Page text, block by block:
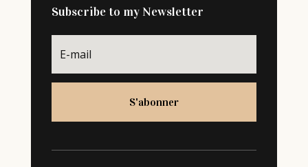
Subscribe to my Newsletter
S'abonner